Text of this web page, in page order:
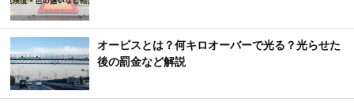
オービスとは？何キロオーバーで光る？光らせた
後の罰金など解説